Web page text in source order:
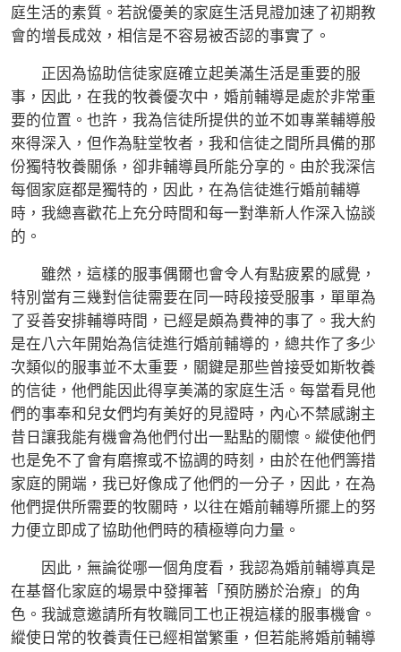
庭生活的素質。若說優美的家庭生活見證加速了初期教
會的增長成效，相信是不容易被否認的事實了。
正因為協助信徒家庭確立起美滿生活是重要的服
事，因此，在我的牧養優次中，婚前輔導是處於非常重
要的位置。也許，我為信徒所提供的並不如專業輔導般
來得深入，但作為駐堂牧者，我和信徒之間所具備的那
份獨特牧養關係，卻非輔導員所能分享的。由於我深信
每個家庭都是獨特的，因此，在為信徒進行婚前輔導
時，我總喜歡花上充分時間和每一對準新人作深入協談
的。
雖然，這樣的服事偶爾也會令人有點疲累的感覺，
特別當有三幾對信徒需要在同一時段接受服事，單單為
了妥善安排輔導時間，已經是頗為費神的事了。我大約
是在八六年開始為信徒進行婚前輔導的，總共作了多少
次類似的服事並不太重要，關鍵是那些曾接受如斯牧養
的信徒，他們能因此得享美滿的家庭生活。每當看見他
們的事奉和兒女們均有美好的見證時，內心不禁感謝主
昔日讓我能有機會為他們付出一點點的關懷。縱使他們
也是免不了會有磨擦或不協調的時刻，由於在他們籌措
家庭的開端，我已好像成了他們的一分子，因此，在為
他們提供所需要的牧關時，以往在婚前輔導所擺上的努
力便立即成了協助他們時的積極導向力量。
因此，無論從哪一個角度看，我認為婚前輔導真是
在基督化家庭的場景中發揮著「預防勝於治療」的角
色。我誠意邀請所有牧職同工也正視這樣的服事機會。
縱使日常的牧養責任已經相當繁重，但若能將婚前輔導